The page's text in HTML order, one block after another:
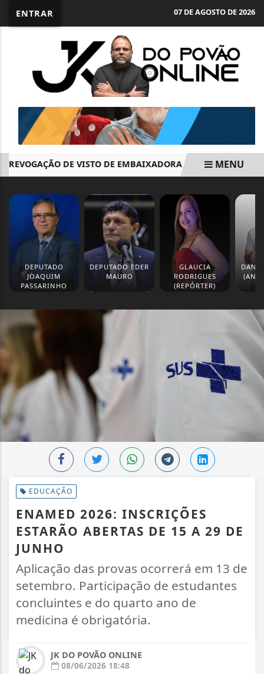
ENTRAR 07 DE AGOSTO DE 2026
DE VISTO DE EMBAIXADORA NOS EUAMENU
DEPUTADO
JOAQUIM
PASSARINHO
DEPUTADO EDER
MAURO
GLAUCIA
RODRIGUES
(REPÓRTER)
EDUCAÇÃO
ENAMED 2026: INSCRIÇÕES
ESTARÃO ABERTAS DE 15 A 29 DE
JUNHO
Aplicação das provas ocorrerá em 13 de
setembro. Participação de estudantes
concluintes e do quarto ano de
medicina é obrigatória.
JK DO POVÃO ONLINE
08/06/2026 18:48